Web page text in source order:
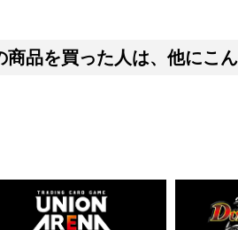
商品を買った人は、他にこ